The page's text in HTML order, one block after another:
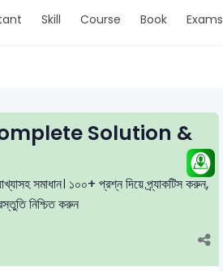
Skill Course Book Exams
Solution &
সমাধান। ১০০+ প্রশ্ন দিয়ে প্র্যাকটিস করুন,
নিশ্চিত করুন